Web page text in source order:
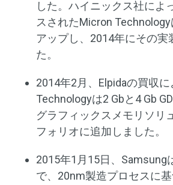
した。ハイニックス社によ
スされたMicron
アップし、2014年にその実
た。
2014年2月、Elpidaの買収
Technologyは2 Gbと4 Gb
グラフィックスメモリソリ
フォリオに追加しました。
2015年1月15日、Samsung
で、20nm製造プロセスに